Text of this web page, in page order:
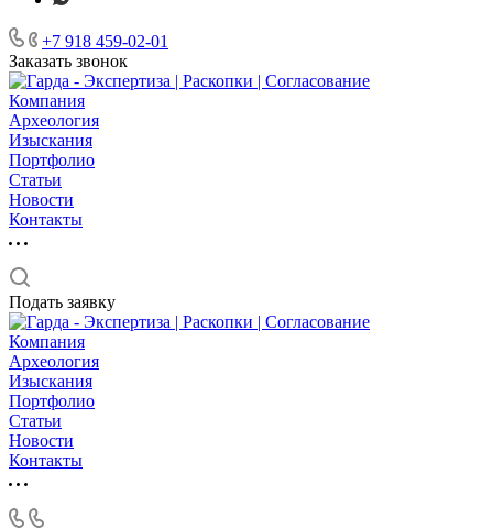
+7 918 459-02-01
Заказать звонок
Компания
Археология
Изыскания
Портфолио
Статьи
Новости
Контакты
Подать заявку
Компания
Археология
Изыскания
Портфолио
Статьи
Новости
Контакты